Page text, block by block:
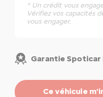
* Un crédit vous
Vérifiez vos capacités
vous engager.
Garantie Spoticar
Ce véhicule